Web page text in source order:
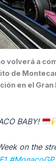
volverá a
de
en el Gran
BABY!
on the